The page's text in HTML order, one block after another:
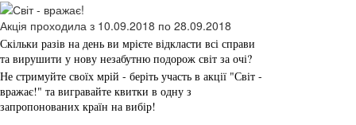
Акція проходила з 10.09.2018 по 28.09.2018
Скільки разів на день ви мрієте відкласти всі справи
та вирушити у нову незабутню подорож світ за очі?
Не стримуйте своїх мрій - беріть участь в акції "Світ -
вражає!" та вигравайте квитки в одну з
запропонованих країн на вибір!